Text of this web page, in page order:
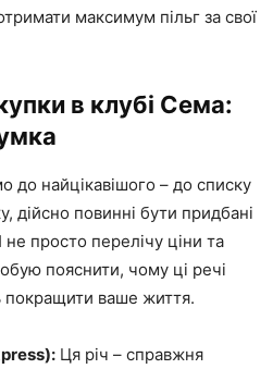
максимум пільг за свої
в клубі Сема:
до найцікавішого – до списку
дійсно повинні бути придбані
не просто перелічу ціни та
пояснити, чому ці речі
покращити ваше життя.
Ця річ – справжня